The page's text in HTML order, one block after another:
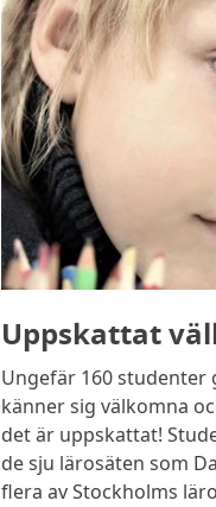
Uppskattat
Ungefär 160 studenter
känner sig välkomna
det är uppskattat!
de sju lärosäten som
flera av Stockholms